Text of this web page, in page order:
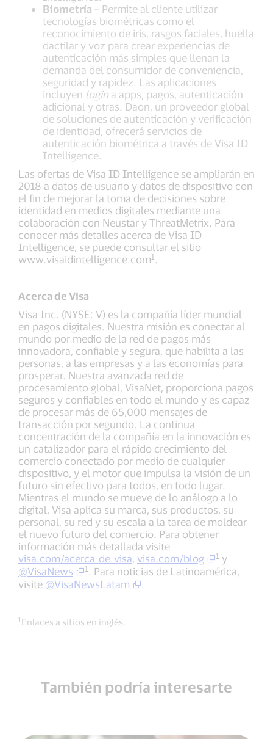
Biometría – Permite al cliente utilizar
tecnologías biométricas como el
reconocimiento de iris, rasgos faciales, huella
dactilar y voz para crear experiencias de
autenticación más simples que llenan la
demanda del consumidor de conveniencia,
seguridad y rapidez. Las aplicaciones
incluyen login a apps, pagos, autenticación
adicional y otras. Daon, un proveedor global
de soluciones de autenticación y verificación
de identidad, ofrecerá servicios de
autenticación biométrica a través de Visa ID
Intelligence.
Las ofertas de Visa ID Intelligence se ampliarán en
2018 a datos de usuario y datos de dispositivo con
el fin de mejorar la toma de decisiones sobre
identidad en medios digitales mediante una
colaboración con Neustar y ThreatMetrix. Para
conocer más detalles acerca de Visa ID
Intelligence, se puede consultar el sitio
www.visaidintelligence.com1 .
Acerca de Visa
Visa Inc. (NYSE: V) es la compañía líder mundial
en pagos digitales. Nuestra misión es conectar al
mundo por medio de la red de pagos más
innovadora, confiable y segura, que habilita a las
personas, a las empresas y a las economías para
prosperar. Nuestra avanzada red de
procesamiento global, VisaNet, proporciona pagos
seguros y confiables en todo el mundo y es capaz
de procesar más de 65,000 mensajes de
transacción por segundo. La continua
concentración de la compañía en la innovación es
un catalizador para el rápido crecimiento del
comercio conectado por medio de cualquier
dispositivo, y el motor que impulsa la visión de un
futuro sin efectivo para todos, en todo lugar.
Mientras el mundo se mueve de lo análogo a lo
digital, Visa aplica su marca, sus productos, su
personal, su red y su escala a la tarea de moldear
el nuevo futuro del comercio. Para obtener
información más detallada visite
visa.com/acerca-de-visa, visa.com/blog 1 y
@VisaNews
1 . Para noticias de Latinoamérica,
visite @VisaNewsLatam .
1 Enlaces a sitios en inglés.
También podría interesarte